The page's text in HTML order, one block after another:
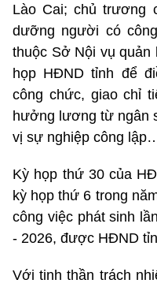
Lào Cai; chủ trương
dưỡng người có
thuộc Sở Nội vụ
họp HĐND tỉnh để
công chức, giao chỉ
hưởng lương từ ngân
vị sự nghiệp công
Kỳ họp thứ 30 của
kỳ họp thứ 6 trong
công việc phát sinh
- 2026, được HĐND
Với tinh thần trách